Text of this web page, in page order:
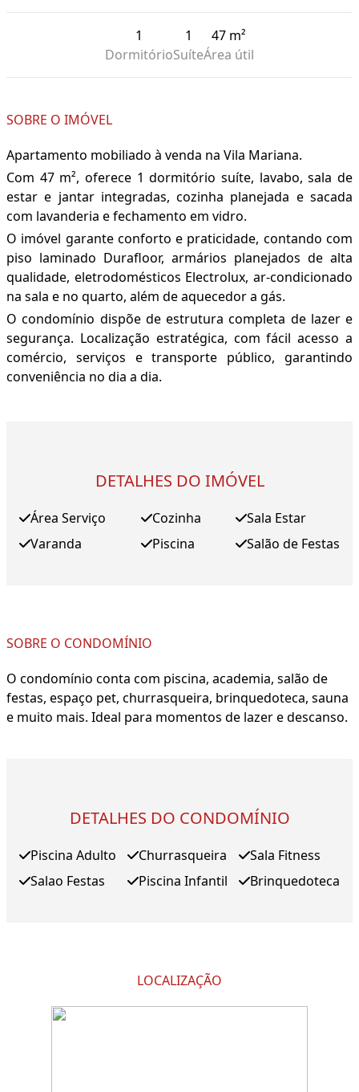
1
Dormitório
1
Suíte
47 m²
Área útil
SOBRE O IMÓVEL
Apartamento mobiliado à venda na Vila Mariana.
Com 47 m², oferece 1 dormitório suíte, lavabo, sala de
estar e jantar integradas, cozinha planejada e sacada
com lavanderia e fechamento em vidro.
O imóvel garante conforto e praticidade, contando com
piso laminado Durafloor, armários planejados de alta
qualidade, eletrodomésticos Electrolux, ar-condicionado
na sala e no quarto, além de aquecedor a gás.
O condomínio dispõe de estrutura completa de lazer e
segurança. Localização estratégica, com fácil acesso a
comércio, serviços e transporte público, garantindo
conveniência no dia a dia.
DETALHES DO IMÓVEL
Área Serviço
Varanda
Cozinha
Piscina
Sala Estar
Salão de Festas
SOBRE O CONDOMÍNIO
O condomínio conta com piscina, academia, salão de
festas, espaço pet, churrasqueira, brinquedoteca, sauna
e muito mais. Ideal para momentos de lazer e descanso.
DETALHES DO CONDOMÍNIO
Piscina Adulto
Salao Festas
Churrasqueira
Piscina Infantil
Sala Fitness
Brinquedoteca
LOCALIZAÇÃO